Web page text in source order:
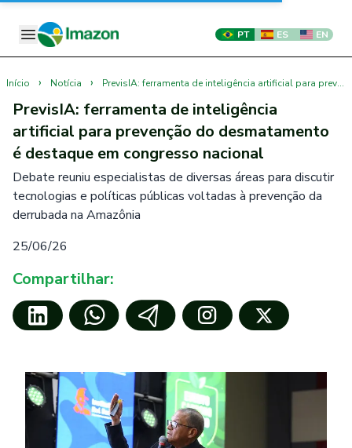
PT ES EN
Início › Notícia › PrevisIA: ferramenta de inteligência artificial para prevenção do desmatamento é destaque em congresso nacional
PrevisIA: ferramenta de inteligência
artificial para prevenção do desmatamento
é destaque em congresso nacional
Debate reuniu especialistas de diversas áreas para discutir
tecnologias e políticas públicas voltadas à prevenção da
derrubada na Amazônia
25/06/26
Compartilhar: